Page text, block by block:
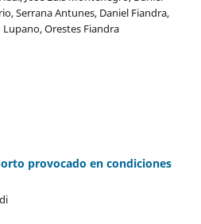
Serrana Antunes, Daniel Fiandra,
Orestes Fiandra
provocado en condiciones